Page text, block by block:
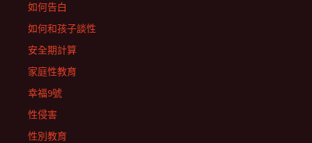
如何告白
如何和孩子談性
安全期計算
家庭性教育
幸福9號
性侵害
性別教育